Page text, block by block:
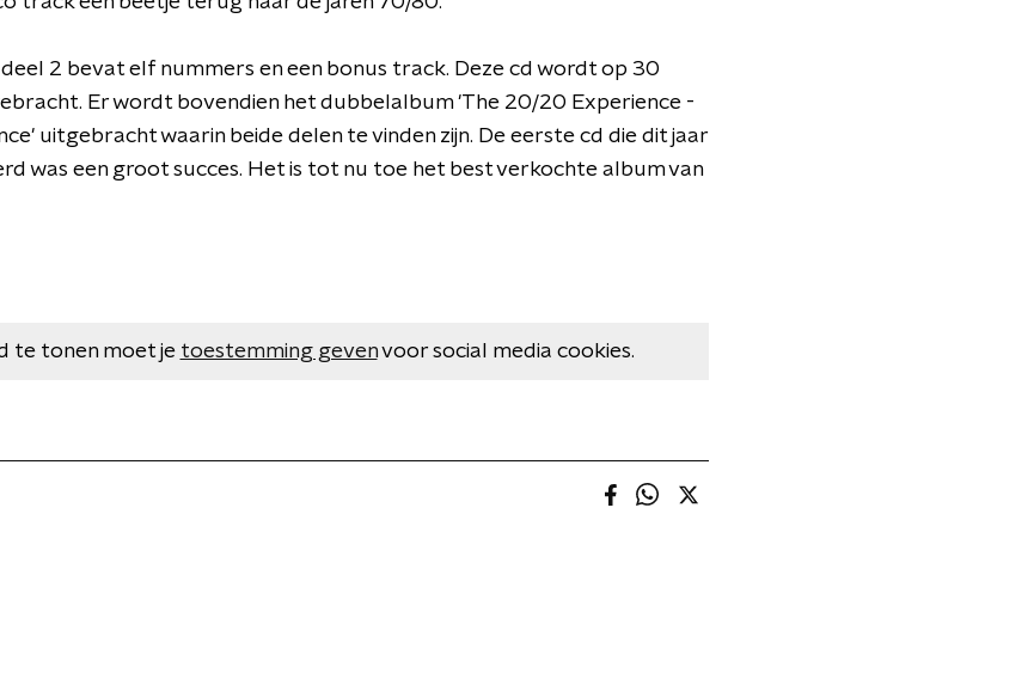
2 bevat elf nummers en een bonus track. Deze cd wordt op 30
Er wordt bovendien het dubbelalbum 'The 20/20 Experience -
uitgebracht waarin beide delen te vinden zijn. De eerste cd die dit jaar
was een groot succes. Het is tot nu toe het best verkochte album van
te tonen moet je toestemming gevenvoor social media cookies.